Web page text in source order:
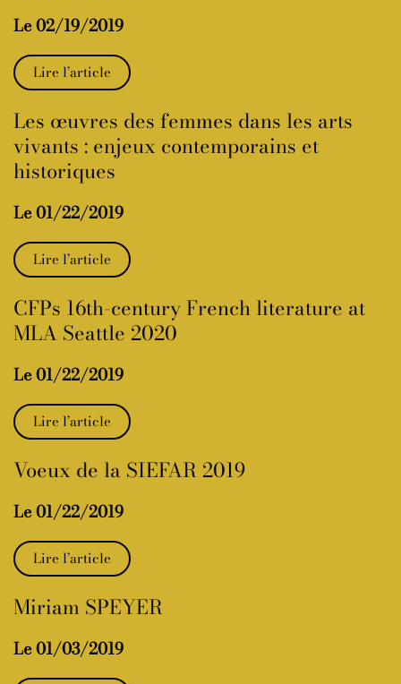
Le 02/19/2019
Lire l’article
Les œuvres des femmes dans les arts
vivants : enjeux contemporains et
historiques
Le 01/22/2019
Lire l’article
CFPs 16th-century French literature at
MLA Seattle 2020
Le 01/22/2019
Lire l’article
Voeux de la SIEFAR 2019
Le 01/22/2019
Lire l’article
Miriam SPEYER
Le 01/03/2019